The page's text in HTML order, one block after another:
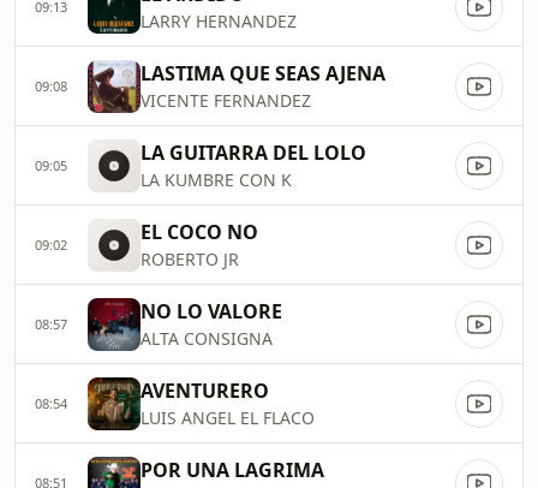
09:13
LARRY HERNANDEZ
09:08 LASTIMA QUE SEAS AJENA
VICENTE FERNANDEZ
09:05 LA GUITARRA DEL LOLO
LA KUMBRE CON K
09:02 EL COCO NO
ROBERTO JR
08:57 NO LO VALORE
ALTA CONSIGNA
08:54 AVENTURERO
LUIS ANGEL EL FLACO
08:51 POR UNA LAGRIMA